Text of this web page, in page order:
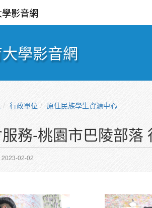
影音網
學影音網
行政單位 原住民族學生資源中心
務-桃園市巴陵部落
2023-02-02